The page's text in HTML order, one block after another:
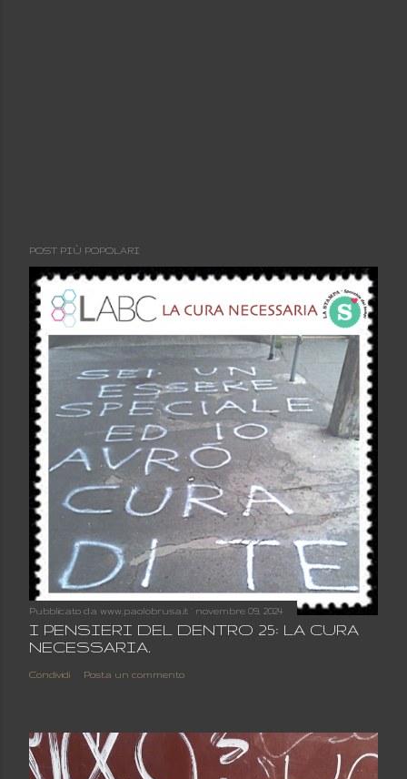
POST PIÙ POPOLARI
Pubblicato da www.paolobrusa.it novembre 09, 2024
I PENSIERI DEL DENTRO 25: LA CURA
NECESSARIA.
Condividi Posta un commento